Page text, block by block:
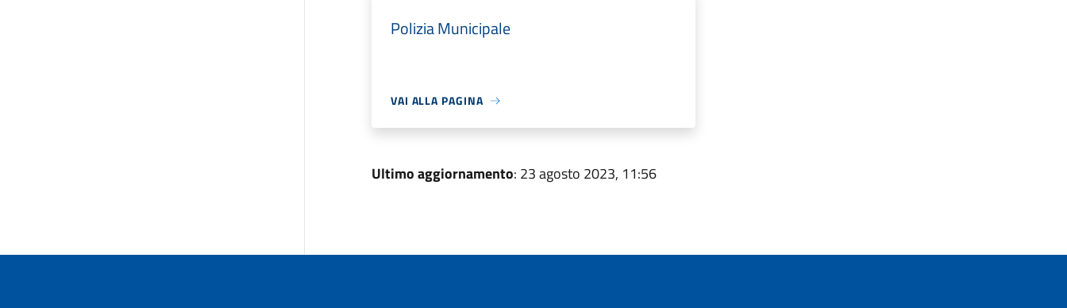
Polizia Municipale
VAI ALLA PAGINA
Ultimo aggiornamento: 23 agosto 2023, 11:56